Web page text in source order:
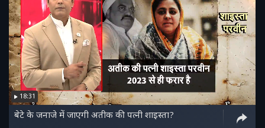
18:31
बेटे के जनाजे में जाएगी अतीक की पत्नी शाइस्ता?